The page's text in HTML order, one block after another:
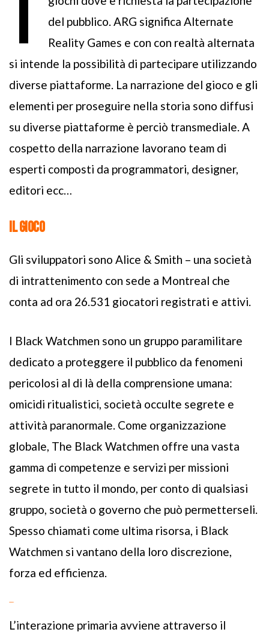
del pubblico. ARG significa Alternate
Reality Games e con con realtà alternata
si intende la possibilità di partecipare utilizzando
diverse piattaforme. La narrazione del gioco e gli
elementi per proseguire nella storia sono diffusi
su diverse piattaforme è perciò transmediale. A
cospetto della narrazione lavorano team di
esperti composti da programmatori, designer,
editori ecc…
IL GIOCO
Gli sviluppatori sono Alice & Smith – una società
di intrattenimento con sede a Montreal che
conta ad ora 26.531 giocatori registrati e attivi.
I Black Watchmen sono un gruppo paramilitare
dedicato a proteggere il pubblico da fenomeni
pericolosi al di là della comprensione umana:
omicidi ritualistici, società occulte segrete e
attività paranormale. Come organizzazione
globale, The Black Watchmen offre una vasta
gamma di competenze e servizi per missioni
segrete in tutto il mondo, per conto di qualsiasi
gruppo, società o governo che può permetterseli.
Spesso chiamati come ultima risorsa, i Black
Watchmen si vantano della loro discrezione,
forza ed efficienza.
L’interazione primaria avviene attraverso il